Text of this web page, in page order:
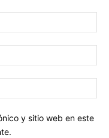
y sitio web en este